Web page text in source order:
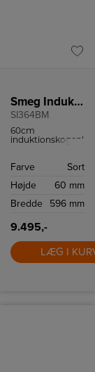
Smeg Induktionskogeplade
SI364BM
60cm
induktionskogeplade
elegant design
teknologi.
Farve
Sort
Højde
60 mm
Bredde
596 mm
9.495,-
LÆG I